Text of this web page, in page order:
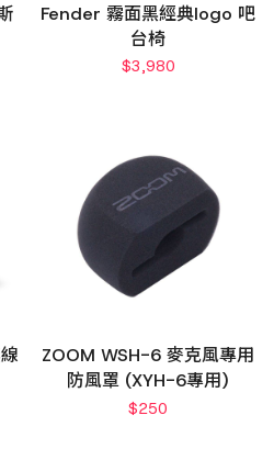
Fender 霧面黑經典logo 吧
台椅
$3,980
ZOOM WSH-6 麥克風專用
防風罩 (XYH-6專用)
$250